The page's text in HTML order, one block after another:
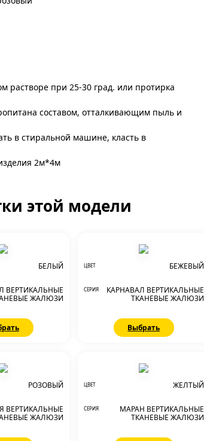
растворе при 25-30 град. или протирка
составом, отталкивающим пыль и
в стиральной машине, класть в
2м*4м
этой модели
БЕЛЫЙ
ВЕРТИКАЛЬНЫЕ
ЖАЛЮЗИ
ЦВЕТ БЕЖЕВЫЙ
СЕРИЯ
КАРНАВАЛ ВЕРТИКАЛЬНЫЕ
ТКАНЕВЫЕ ЖАЛЮЗИ
Выбрать
РОЗОВЫЙ
ВЕРТИКАЛЬНЫЕ
ЖАЛЮЗИ
ЦВЕТ ЖЕЛТЫЙ
СЕРИЯ
МАРАН ВЕРТИКАЛЬНЫЕ
ТКАНЕВЫЕ ЖАЛЮЗИ